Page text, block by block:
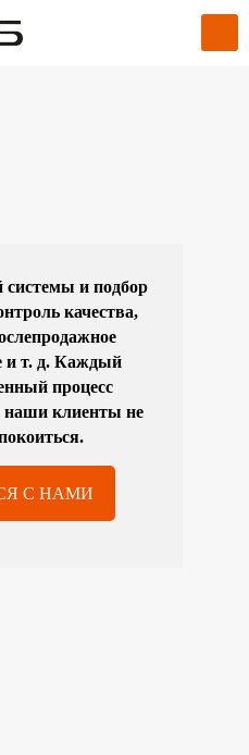
системы и подбор
качества,
и т. д. Каждый
процесс
наши клиенты не
С НАМИ